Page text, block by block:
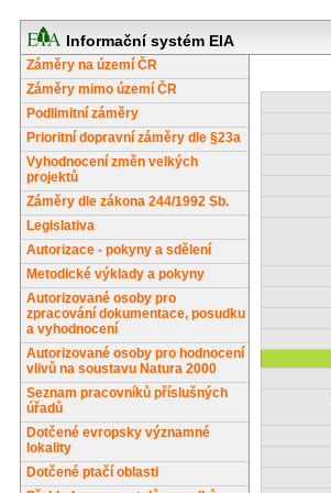
Informační systém EIA
Záměry na území ČR
Záměry mimo území ČR
Podlimitní záměry
Prioritní dopravní záměry dle §23a
Vyhodnocení změn velkých
projektů
Záměry dle zákona 244/1992 Sb.
Legislativa
Autorizace - pokyny a sdělení
Metodické výklady a pokyny
Autorizované osoby pro
zpracování dokumentace, posudku
a vyhodnocení
Autorizované osoby pro hodnocení
vlivů na soustavu Natura 2000
Seznam pracovníků příslušných
úřadů
Dotčené evropsky významné
lokality
Dotčené ptačí oblasti